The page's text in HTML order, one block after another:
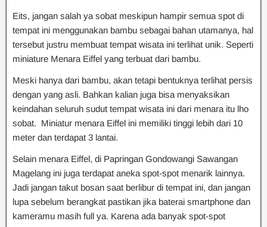
Eits, jangan salah ya sobat meskipun hampir semua spot di
tempat ini menggunakan bambu sebagai bahan utamanya, hal
tersebut justru membuat tempat wisata ini terlihat unik. Seperti
miniature Menara Eiffel yang terbuat dari bambu.
Meski hanya dari bambu, akan tetapi bentuknya terlihat persis
dengan yang asli. Bahkan kalian juga bisa menyaksikan
keindahan seluruh sudut tempat wisata ini dari menara itu lho
sobat. Miniatur menara Eiffel ini memiliki tinggi lebih dari 10
meter dan terdapat 3 lantai.
Selain menara Eiffel, di Papringan Gondowangi Sawangan
Magelang ini juga terdapat aneka spot-spot menarik lainnya.
Jadi jangan takut bosan saat berlibur di tempat ini, dan jangan
lupa sebelum berangkat pastikan jika baterai smartphone dan
kameramu masih full ya. Karena ada banyak spot-spot